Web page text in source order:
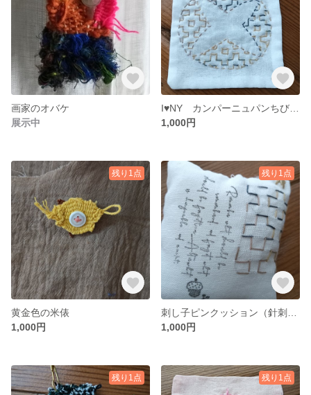
画家のオバケ
展示中
1,000円
残り1点
黄金色の米俵
1,000円
残り1点
1,000円
残り1点 残り1点